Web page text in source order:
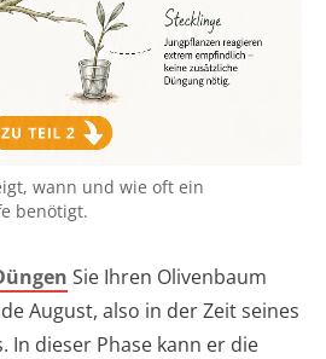
wann und wie oft ein
benötigt.
Sie Ihren Olivenbaum
August, also in der Zeit seines
In dieser Phase kann er die